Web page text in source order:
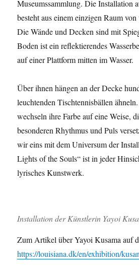
Museumssammlung. Die Installation
besteht aus einem einzigen Raum
Die Wände und Decken sind mit
Boden ist ein reflektierendes
auf einer Plattform mitten im Wasser.
Über ihnen hängen an der Decke
leuchtenden Tischtennisbällen
wechseln ihre Farbe auf eine Weise,
besonderen Rhythmus und Puls
wir eins mit dem Universum der
Lights of the Souls“ ist in jeder
lyrisches Kunstwerk.
Installation der Künstlerin Yayoi
Zum Artikel über Yayoi Kusama auf
https://louisiana.dk/en/exhibition/